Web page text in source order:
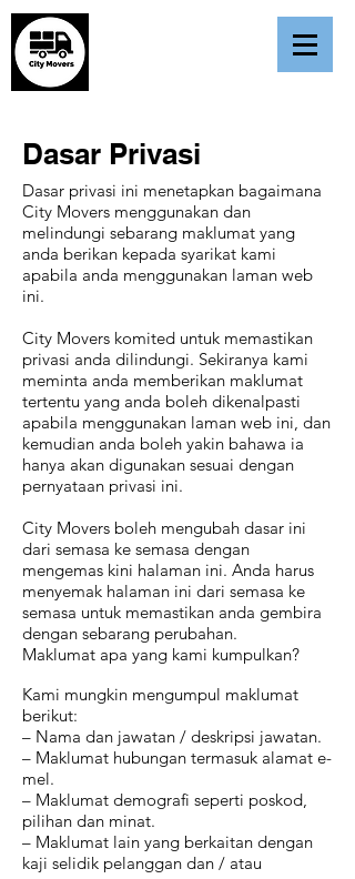
Dasar Privasi
Dasar privasi ini menetapkan bagaimana
City Movers menggunakan dan
melindungi sebarang maklumat yang
anda berikan kepada syarikat kami
apabila anda menggunakan laman web
ini.
City Movers komited untuk memastikan
privasi anda dilindungi. Sekiranya kami
meminta anda memberikan maklumat
tertentu yang anda boleh dikenalpasti
apabila menggunakan laman web ini, dan
kemudian anda boleh yakin bahawa ia
hanya akan digunakan sesuai dengan
pernyataan privasi ini.
City Movers boleh mengubah dasar ini
dari semasa ke semasa dengan
mengemas kini halaman ini. Anda harus
menyemak halaman ini dari semasa ke
semasa untuk memastikan anda gembira
dengan sebarang perubahan.
Maklumat apa yang kami kumpulkan?
Kami mungkin mengumpul maklumat
berikut:
– Nama dan jawatan / deskripsi jawatan.
– Maklumat hubungan termasuk alamat e-
mel.
– Maklumat demografi seperti poskod,
pilihan dan minat.
– Maklumat lain yang berkaitan dengan
kaji selidik pelanggan dan / atau